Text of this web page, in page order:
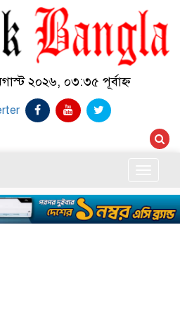
২০২৬, ০৩:৩৫ পূর্বাহ্ন